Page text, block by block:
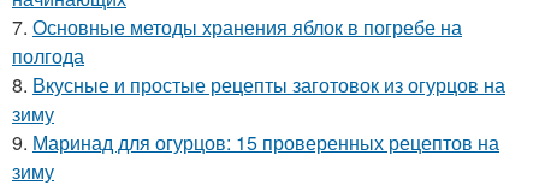
7. Основные методы хранения яблок в погребе на
полгода
8. Вкусные и простые рецепты заготовок из огурцов на
зиму
9. Маринад для огурцов: 15 проверенных рецептов на
зиму